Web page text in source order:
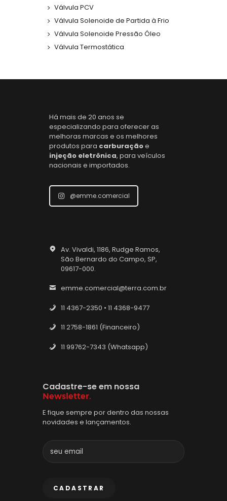
Válvula PCV
Válvula Solenoide de Partida à Frio
Válvula Solenoide Pressão Óleo
Válvula Termostática
Há mais de 20 anos se
especializando para oferecer as
melhoras marcas e os melhores
produtos para carburaçãoe
injeção eletrônica, para veículos
nacionais e importados.
@emme.comercial
Av. Vivaldi, 1186, Rudge Ramos,
São Bernardo do Campo, SP,
09617-000.
emme.comercial@terra.com.br
11 4367-2350 • 11 4368-9477
11 2758-1861 (Financeiro)
11 99762-7343 (Whatsapp)
Cadastre-se em nossa
Newsletter.
E fique sempre por dentro das nossas
novidades e lançamentos.